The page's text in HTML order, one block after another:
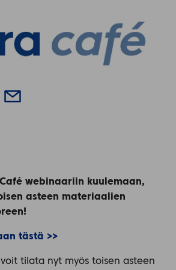
webinaariin kuulemaan,
asteen materiaalien
tästä >>
voit tilata nyt myös toisen asteen